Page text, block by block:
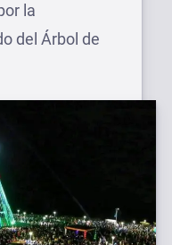
la
del Árbol de